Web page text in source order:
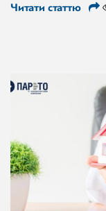
Читати статтю